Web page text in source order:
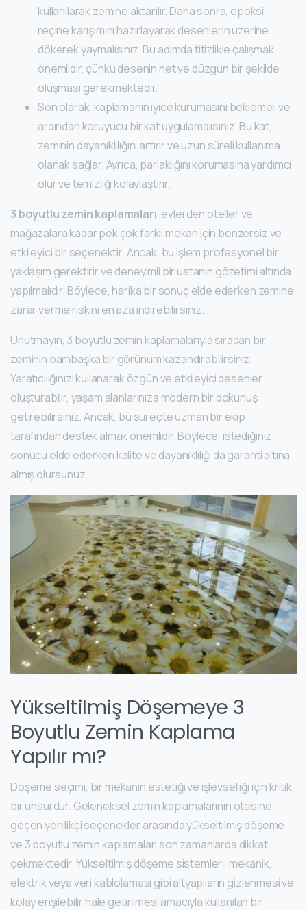
kullanılarak zemine aktarılır. Daha sonra, epoksi
reçine karışımını hazırlayarak desenlerin üzerine
dökerek yaymalısınız. Bu adımda titizlikle çalışmak
önemlidir, çünkü desenin net ve düzgün bir şekilde
oluşması gerekmektedir.
Son olarak, kaplamanın iyice kurumasını beklemeli ve
ardından koruyucu bir kat uygulamalısınız. Bu kat,
zeminin dayanıklılığını artırır ve uzun süreli kullanıma
olanak sağlar. Ayrıca, parlaklığını korumasına yardımcı
olur ve temizliği kolaylaştırır.
3 boyutlu zemin kaplamaları, evlerden oteller ve
mağazalara kadar pek çok farklı mekan için benzersiz ve
etkileyici bir seçenektir. Ancak, bu işlem profesyonel bir
yaklaşım gerektirir ve deneyimli bir ustanın gözetimi altında
yapılmalıdır. Böylece, harika bir sonuç elde ederken zemine
zarar verme riskini en aza indirebilirsiniz.
Unutmayın, 3 boyutlu zemin kaplamalarıyla sıradan bir
zeminin bambaşka bir görünüm kazandırabilirsiniz.
Yaratıcılığınızı kullanarak özgün ve etkileyici desenler
oluşturabilir, yaşam alanlarınıza modern bir dokunuş
getirebilirsiniz. Ancak, bu süreçte uzman bir ekip
tarafından destek almak önemlidir. Böylece, istediğiniz
sonucu elde ederken kalite ve dayanıklılığı da garanti altına
almış olursunuz.
Yükseltilmiş Döşemeye 3
Boyutlu Zemin Kaplama
Yapılır mı?
Döşeme seçimi, bir mekanın estetiği ve işlevselliği için kritik
bir unsurdur. Geleneksel zemin kaplamalarının ötesine
geçen yenilikçi seçenekler arasında yükseltilmiş döşeme
ve 3 boyutlu zemin kaplamaları son zamanlarda dikkat
çekmektedir. Yükseltilmiş döşeme sistemleri, mekanik,
elektrik veya veri kablolaması gibi altyapıların gizlenmesi ve
kolay erişilebilir hale getirilmesi amacıyla kullanılan bir